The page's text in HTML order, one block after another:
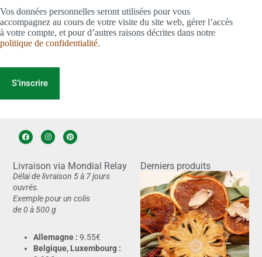
Vos données personnelles seront utilisées pour vous
accompagnez au cours de votre visite du site web, gérer l’accès
à votre compte, et pour d’autres raisons décrites dans notre
politique de confidentialité.
S’inscrire
Livraison via Mondial Relay
Délai de livraison 5 à 7 jours
ouvrés.
Exemple pour un colis
de 0 à 500 g
Allemagne : 9.55€
Belgique, Luxembourg :
Derniers produits